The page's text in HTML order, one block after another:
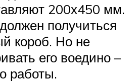
200х450 мм.
получиться
короб. Но не
его воедино –
работы.